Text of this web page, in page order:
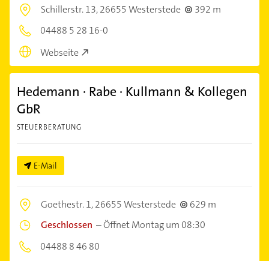
Schillerstr. 13,26655 Westerstede
392 m
04488 5 28 16-0
Webseite
Hedemann · Rabe · Kullmann & Kollegen
GbR
STEUERBERATUNG
E-Mail
Goethestr. 1,26655 Westerstede
629 m
Geschlossen –Öffnet Montag um 08:30
04488 8 46 80